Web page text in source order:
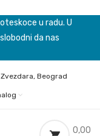
u radu. U
da nas
Beograd
0,00